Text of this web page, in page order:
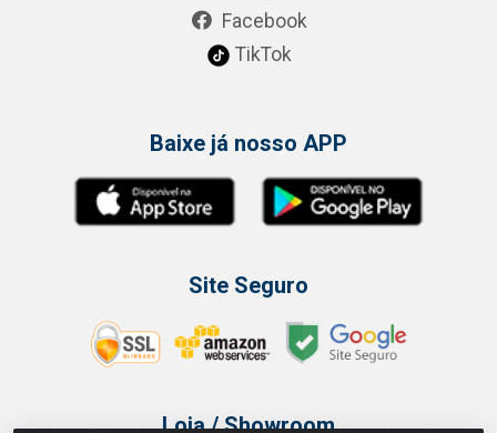
Facebook
TikTok
Baixe já nosso APP
Site Seguro
Loja / Showroom